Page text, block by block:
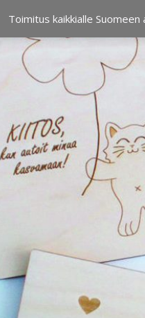
Toimitus kaikkialle